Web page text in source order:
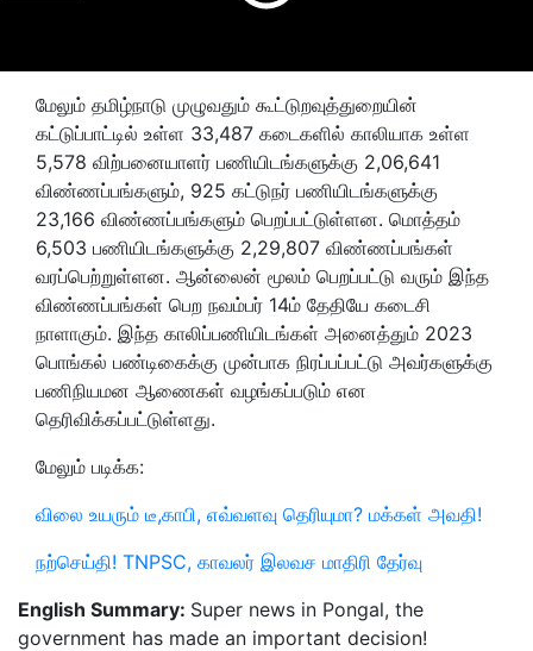
மேலும் தமிழ்நாடு முழுவதும் கூட்டுறவுத்துறையின்
கட்டுப்பாட்டில் உள்ள 33,487 கடைகளில் காலியாக உள்ள
5,578 விற்பனையாளர் பணியிடங்களுக்கு 2,06,641
விண்ணப்பங்களும், 925 கட்டுநர் பணியிடங்களுக்கு
23,166 விண்ணப்பங்களும் பெறப்பட்டுள்ளன. மொத்தம்
6,503 பணியிடங்களுக்கு 2,29,807 விண்ணப்பங்கள்
வரப்பெற்றுள்ளன. ஆன்லைன் மூலம் பெறப்பட்டு வரும் இந்த
விண்ணப்பங்கள் பெற நவம்பர் 14ம் தேதியே கடைசி
நாளாகும். இந்த காலிப்பணியிடங்கள் அனைத்தும் 2023
பொங்கல் பண்டிகைக்கு முன்பாக நிரப்பப்பட்டு அவர்களுக்கு
பணிநியமன ஆணைகள் வழங்கப்படும் என
தெரிவிக்கப்பட்டுள்ளது.
மேலும் படிக்க:
விலை உயரும் டீ,காபி, எவ்வளவு தெரியுமா? மக்கள் அவதி!
நற்செய்தி! TNPSC, காவலர் இலவச மாதிரி தேர்வு
English Summary: Super news in Pongal, the
government has made an important decision!